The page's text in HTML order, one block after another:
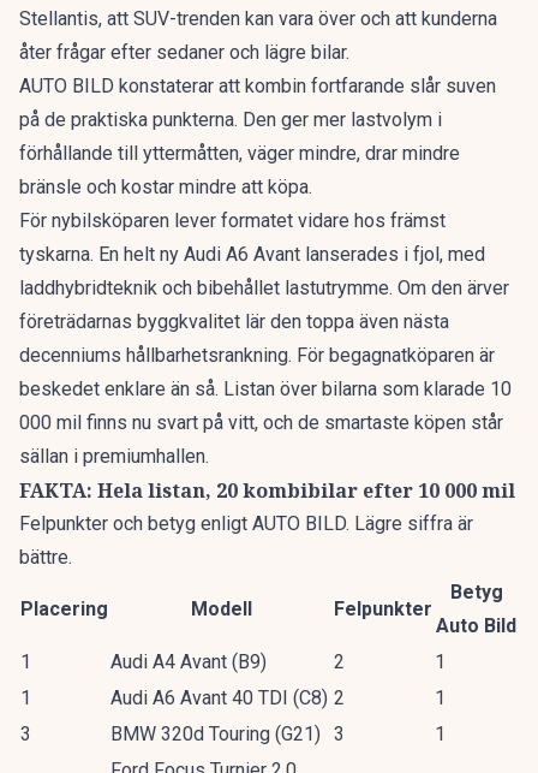
Stellantis, att SUV-trenden kan vara över och att kunderna
åter frågar efter sedaner och lägre bilar.
AUTO BILD konstaterar att kombin fortfarande slår suven
på de praktiska punkterna. Den ger mer lastvolym i
förhållande till yttermåtten, väger mindre, drar mindre
bränsle och kostar mindre att köpa.
För nybilsköparen lever formatet vidare hos främst
tyskarna. En helt ny Audi A6 Avant lanserades i fjol, med
laddhybridteknik och bibehållet lastutrymme. Om den ärver
företrädarnas byggkvalitet lär den toppa även nästa
decenniums hållbarhetsrankning. För begagnatköparen är
beskedet enklare än så. Listan över bilarna som klarade 10
000 mil finns nu svart på vitt, och de smartaste köpen står
sällan i premiumhallen.
FAKTA: Hela listan, 20 kombibilar efter 10 000 mil
Felpunkter och betyg enligt AUTO BILD. Lägre siffra är
bättre.
Placering Modell Felpunkter
Betyg
Auto Bild
1
Audi A4 Avant (B9) 2
1
1
Audi A6 Avant 40 TDI (C8) 2
1
3
BMW 320d Touring (G21) 3 1